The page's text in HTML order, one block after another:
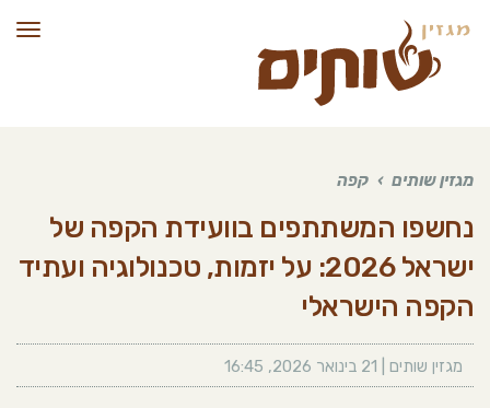
מגזין שותים › קפה
נחשפו המשתתפים בוועידת הקפה של
ישראל 2026: על יזמות, טכנולוגיה ועתיד
הקפה הישראלי
מגזין שותים | 21 בינואר 2026 ,
16:45